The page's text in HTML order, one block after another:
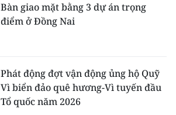
Bàn giao mặt bằng 3 dự án trọng
điểm ở Đồng Nai
Phát động đợt vận động ủng hộ Quỹ
Vì biển đảo quê hương-Vì tuyến đầu
Tổ quốc năm 2026